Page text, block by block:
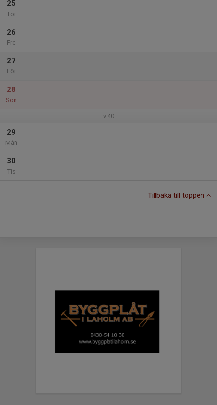
25
Tor
26
Fre
27
Lör
28
Sön
v.40
29
Mån
30
Tis
Tillbaka till toppen